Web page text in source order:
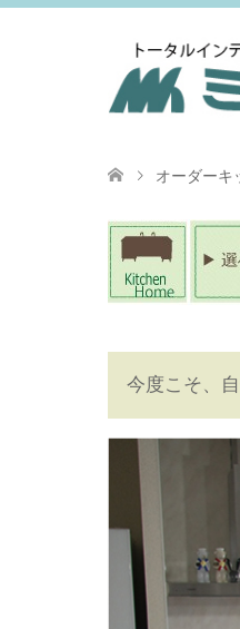
オーダーキ
今度こそ、自